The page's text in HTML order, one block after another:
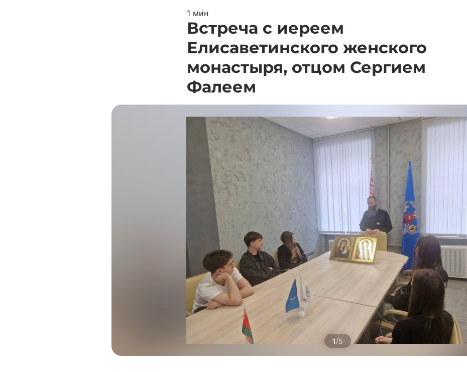
1 мин
Встреча с иереем
Елисаветинского женского
монастыря, отцом Сергием
Фалеем
1/5